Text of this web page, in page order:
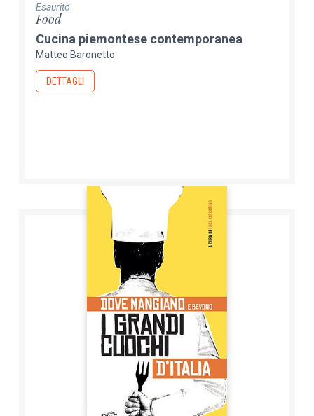
Esaurito
Food
Cucina piemontese contemporanea
Matteo Baronetto
DETTAGLI